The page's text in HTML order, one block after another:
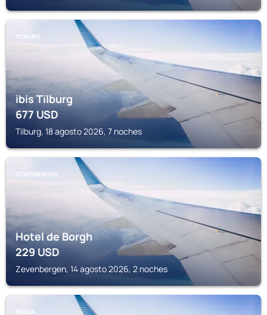
TILBURG
ibis Tilburg
677USD
Tilburg, 18 agosto 2026, 7 noches
ZEVENBERGEN
Hotel de Borgh
229USD
Zevenbergen, 14 agosto 2026, 2 noches
BREDA